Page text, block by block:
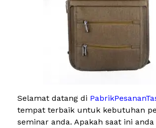
Selamat datang di
tempat terbaik untuk kebutuhan
seminar anda. Apakah saat ini